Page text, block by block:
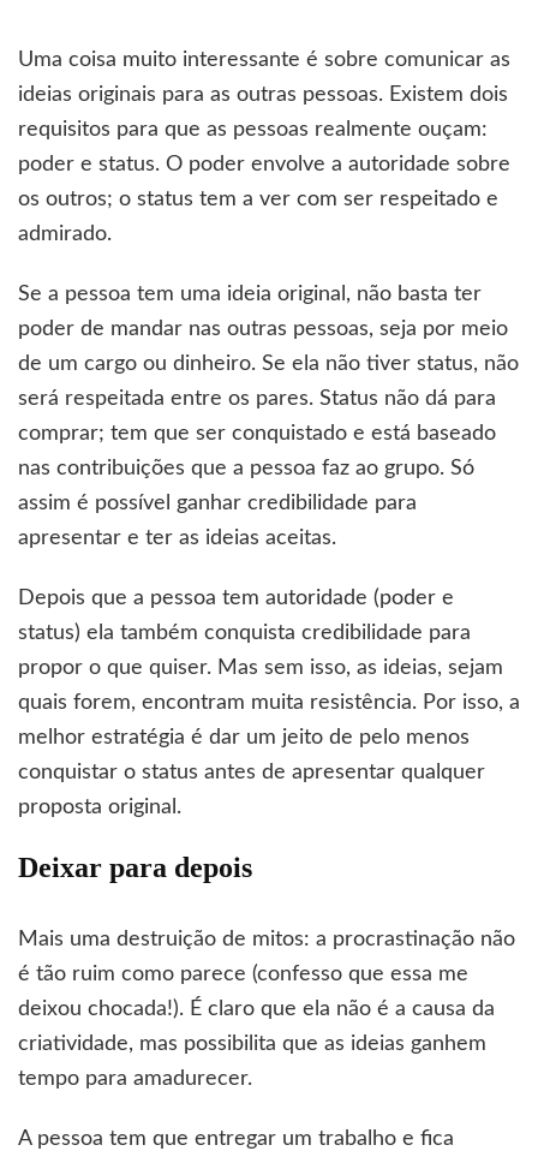
Uma coisa muito interessante é sobre comunicar as
ideias originais para as outras pessoas. Existem dois
requisitos para que as pessoas realmente ouçam:
poder e status. O poder envolve a autoridade sobre
os outros; o status tem a ver com ser respeitado e
admirado.
Se a pessoa tem uma ideia original, não basta ter
poder de mandar nas outras pessoas, seja por meio
de um cargo ou dinheiro. Se ela não tiver status, não
será respeitada entre os pares. Status não dá para
comprar; tem que ser conquistado e está baseado
nas contribuições que a pessoa faz ao grupo. Só
assim é possível ganhar credibilidade para
apresentar e ter as ideias aceitas.
Depois que a pessoa tem autoridade (poder e
status) ela também conquista credibilidade para
propor o que quiser. Mas sem isso, as ideias, sejam
quais forem, encontram muita resistência. Por isso, a
melhor estratégia é dar um jeito de pelo menos
conquistar o status antes de apresentar qualquer
proposta original.
Deixar para depois
Mais uma destruição de mitos: a procrastinação não
é tão ruim como parece (confesso que essa me
deixou chocada!). É claro que ela não é a causa da
criatividade, mas possibilita que as ideias ganhem
tempo para amadurecer.
A pessoa tem que entregar um trabalho e fica